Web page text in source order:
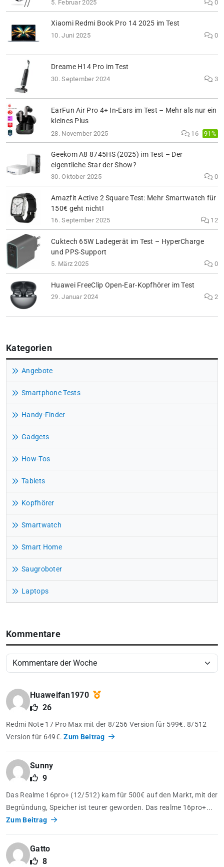
5. Februar 2025 0
Xiaomi Redmi Book Pro 14 2025 im Test
10. Juni 2025 0
Dreame H14 Pro im Test
30. September 2024 3
EarFun Air Pro 4+ In-Ears im Test – Mehr als nur ein
kleines Plus
28. November 2025 16 91%
Geekom A8 8745HS (2025) im Test – Der
eigentliche Star der Show?
30. Oktober 2025 0
Amazfit Active 2 Square Test: Mehr Smartwatch für
150€ geht nicht!
16. September 2025 12
Cuktech 65W Ladegerät im Test – HyperCharge
und PPS-Support
5. März 2025 0
Huawei FreeClip Open-Ear-Kopfhörer im Test
29. Januar 2024 2
Kategorien
Angebote
Smartphone Tests
Handy-Finder
Gadgets
How-Tos
Tablets
Kopfhörer
Smartwatch
Smart Home
Saugroboter
Laptops
Kommentare
Huaweifan1970
26
Redmi Note 17 Pro Max mit der 8/256 Version für 599€. 8/512
Version für 649€.Zum Beitrag
Sunny
9
Das Realme 16pro+ (12/512) kam für 500€ auf den Markt, mit der
Begründung, Speicher ist teurer geworden. Das realme 16pro+...
Zum Beitrag
Gatto
8